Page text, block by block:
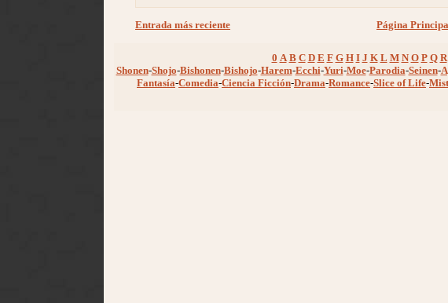
Entrada más reciente Página
0 A B C D E F G H I J K L M N O P Q R
Shonen-Shojo-Bishonen-Bishojo-Harem-Ecchi-Yuri-Moe-Parodia-Seinen-
Fantasía-Comedia-Ciencia Ficción-Drama-Romance-Slice of Life-